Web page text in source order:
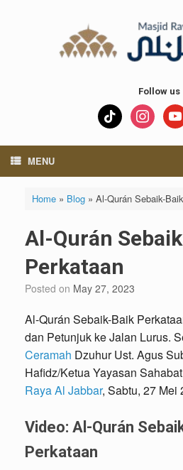
Follow us
tiktok instagram
MENU
Home» Blog» Al-Qurán Sebaik-
Al-Qurán
Perkataan
Posted on May 27, 2023
Al-Qurán Sebaik-Baik
dan Petunjuk ke Jalan Lurus.
Ceramah Dzuhur Ust. Agus
Hafidz/Ketua Yayasan
Raya Al Jabbar, Sabtu, 27 Mei
Video: Al-Qurán
Perkataan